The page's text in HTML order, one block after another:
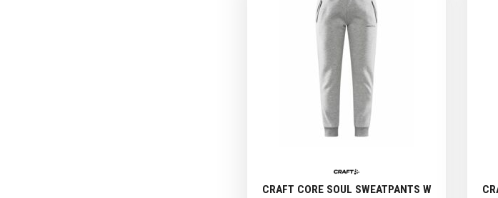
CRAFT CORE SOUL SWEATPANTS W